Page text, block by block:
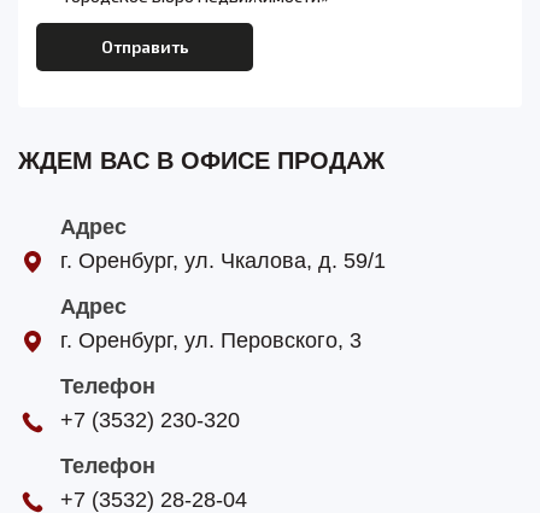
ЖДЕМ ВАС В ОФИСЕ ПРОДАЖ
Адрес
г. Оренбург, ул. Чкалова, д. 59/1
Адрес
г. Оренбург, ул. Перовского, 3
Телефон
+7 (3532) 230-320
Телефон
+7 (3532) 28-28-04